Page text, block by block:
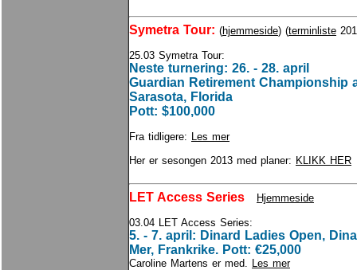
Symetra Tour: (hjemmeside) (terminliste
25.03 Symetra Tour:
Neste turnering: 26. - 28. april
Guardian Retirement Championship
Sarasota, Florida
Pott: $100,000
Fra tidligere: Les mer
Her er sesongen 2013 med planer: KLIKK HER
LET Access Series Hjemmeside
03.04 LET Access Series:
5. - 7. april: Dinard Ladies Open,
Mer, Frankrike. Pott: €25,000
Caroline Martens er med. Les mer